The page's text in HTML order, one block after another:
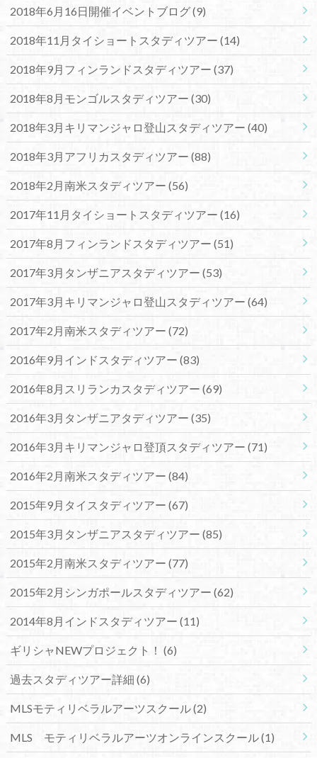
2018年6月16日開催イベントブログ(9)
2018年11月タイショートスタディツアー (14)
2018年9月フィンランドスタディツアー (37)
2018年8月モンゴルスタディツアー (30)
2018年3月キリマンジャロ登山スタディツアー (40)
2018年3月アフリカスタディツアー (88)
2018年2月南米スタディツアー (56)
2017年11月タイショートスタディツアー (16)
2017年8月フィンランドスタディツアー (51)
2017年3月タンザニアスタディツアー (53)
2017年3月キリマンジャロ登山スタディツアー (64)
2017年2月南米スタディツアー (72)
2016年9月インドスタディツアー (83)
2016年8月スリランカスタディツアー (69)
2016年3月タンザニアタディツアー (35)
2016年3月キリマンジャロ登頂スタディツアー (71)
2016年2月南米スタディツアー (84)
2015年9月タイスタディツアー (67)
2015年3月タンザニアスタディツアー (85)
2015年2月南米スタディツアー (77)
2015年2月シンガポールスタディツアー (62)
2014年8月インドスタディツアー (11)
ギリシャNEWプロジェクト！ (6)
過去スタディツアー詳細 (6)
MLSモティリベラルアーツスクール(2)
MLS モティリベラルアーツオンラインスクール(1)